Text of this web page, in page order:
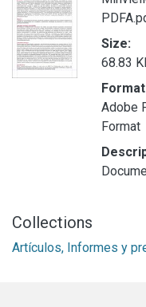
Size:
68.83
Adobe
Format
Collections
Artículos, Informes y